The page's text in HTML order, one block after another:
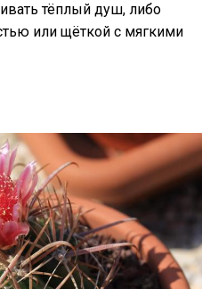
тёплый душ, либо
или щёткой с мягкими